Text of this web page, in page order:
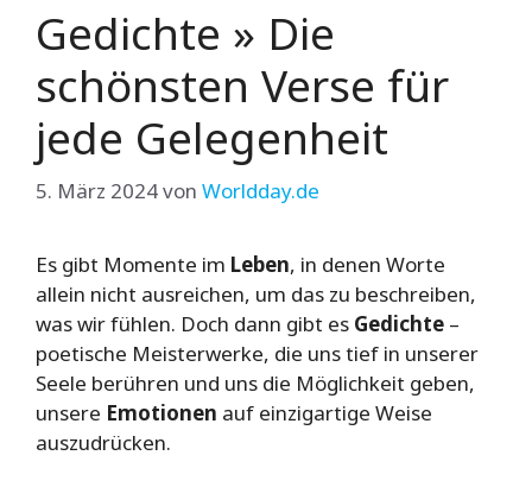
Gedichte » Die
schönsten Verse für
jede Gelegenheit
5. März 2024von Worldday.de
Es gibt Momente im Leben, in denen Worte
allein nicht ausreichen, um das zu beschreiben,
was wir fühlen. Doch dann gibt es Gedichte –
poetische Meisterwerke, die uns tief in unserer
Seele berühren und uns die Möglichkeit geben,
unsere Emotionen auf einzigartige Weise
auszudrücken.